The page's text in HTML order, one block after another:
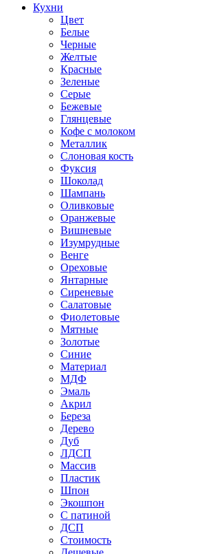
Кухни
Цвет
Белые
Черные
Желтые
Красные
Зеленые
Серые
Бежевые
Глянцевые
Кофе с молоком
Металлик
Слоновая кость
Фуксия
Шоколад
Шампань
Оливковые
Оранжевые
Вишневые
Изумрудные
Венге
Ореховые
Янтарные
Сиреневые
Салатовые
Фиолетовые
Мятные
Золотые
Синие
Материал
МДФ
Эмаль
Акрил
Береза
Дерево
Дуб
ЛДСП
Массив
Пластик
Шпон
Экошпон
С патиной
ДСП
Стоимость